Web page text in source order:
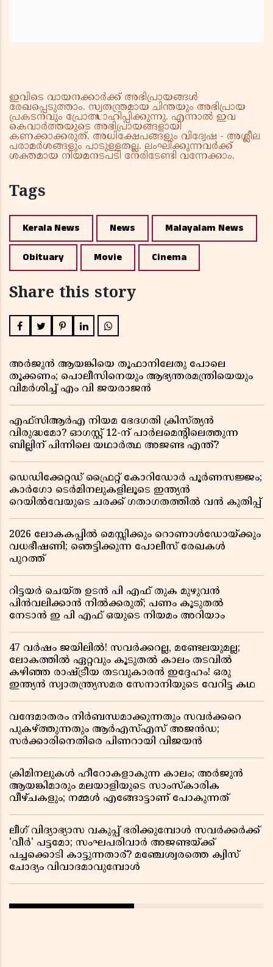
ഇവിടെ വായനക്കാർക്ക് അഭിപ്രായങ്ങൾ
രേഖപ്പെടുത്താം. സ്വതന്ത്രമായ ചിന്തയും അഭിപ്രായ
പ്രകടനവും പ്രോത്സാഹിപ്പിക്കുന്നു. എന്നാൽ ഇവ
കെവാർത്തയുടെ അഭിപ്രായങ്ങളായി
കണക്കാക്കരുത്. അധിക്ഷേപങ്ങളും വിദ്വേഷ - അശ്ലീല
പരാമർശങ്ങളും പാടുള്ളതല്ല. ലംഘിക്കുന്നവർക്ക്
ശക്തമായ നിയമനടപടി നേരിടേണ്ടി വന്നേക്കാം.
Tags
Kerala News News Malayalam News
Obituary Movie Cinema
Share this story
അർജുൻ ആയങ്കിയെ തൂഫാനിലേതു പോലെ
തൂക്കണം; പൊലീസിനെയും ആഭ്യന്തരമന്ത്രിയെയും
വിമർശിച്ച് എം വി ജയരാജൻ
എഫ്സിആർഎ നിയമ ഭേദഗതി ക്രിസ്ത്യൻ
വിരുദ്ധമോ? ഓഗസ്റ്റ് 12-ന് പാർലമെന്റിലെത്തുന്ന
ബില്ലിന് പിന്നിലെ യഥാർത്ഥ അജണ്ട എന്ത്?
ഡെഡിക്കേറ്റഡ് ഫ്രൈറ്റ് കോറിഡോർ പൂർണസജ്ജം;
കാർഗോ ടെർമിനലുകളിലൂടെ ഇന്ത്യൻ
റെയിൽവേയുടെ ചരക്ക് ഗതാഗതത്തിൽ വൻ കുതിപ്പ്
2026 ലോകകപ്പിൽ മെസ്സിക്കും റൊണാൾഡോയ്ക്കും
വധഭീഷണി; ഞെട്ടിക്കുന്ന പോലീസ് രേഖകൾ
പുറത്ത്
റിട്ടയർ ചെയ്ത ഉടൻ പി എഫ് തുക മുഴുവൻ
പിൻവലിക്കാൻ നിൽക്കരുത്; പണം കൂടുതൽ
നേടാൻ ഇ പി എഫ് ഒയുടെ നിയമം അറിയാം
47 വർഷം ജയിലിൽ! സവർക്കറല്ല, മണ്ടേലയുമല്ല;
ലോകത്തിൽ ഏറ്റവും കൂടുതൽ കാലം തടവിൽ
കഴിഞ്ഞ രാഷ്ട്രീയ തടവുകാരൻ ഇദ്ദേഹം! ഒരു
ഇന്ത്യൻ സ്വാതന്ത്ര്യസമര സേനാനിയുടെ വേറിട്ട കഥ
വന്ദേമാതരം നിർബന്ധമാക്കുന്നതും സവർക്കറെ
പുകഴ്ത്തുന്നതും ആർഎസ്എസ് അജൻഡ;
സർക്കാരിനെതിരെ പിണറായി വിജയൻ
ക്രിമിനലുകൾ ഹീറോകളാകുന്ന കാലം; അർജുൻ
ആയങ്കിമാരും മലയാളിയുടെ സാംസ്കാരിക
വീഴ്ചകളും; നമ്മൾ എങ്ങോട്ടാണ് പോകുന്നത്
ലീഗ് വിദ്യാഭ്യാസ വകുപ്പ് ഭരിക്കുമ്പോൾ സവർക്കർക്ക്
'വീർ' പട്ടമോ; സംഘപരിവാർ അജണ്ടയ്ക്ക്
പച്ചക്കൊടി കാട്ടുന്നതാര്? മഞ്ചേശ്വരത്തെ ക്വിസ്
ചോദ്യം വിവാദമാവുമ്പോൾ